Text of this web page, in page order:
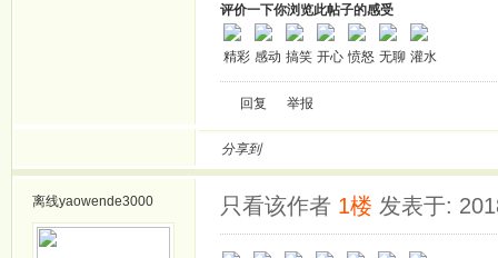
评价一下你浏览此帖子的感受
精彩 感动 搞笑 开心 愤怒 无聊 灌水
回复 举报
分享到
离线yaowende3000 只看该作者 1楼 发表于: